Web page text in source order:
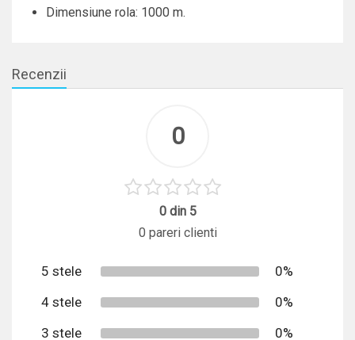
Dimensiune rola: 1000 m.
Recenzii
0
0 din 5
0 pareri clienti
5 stele
0%
4 stele
0%
3 stele
0%